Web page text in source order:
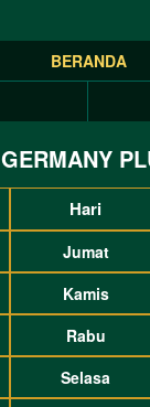
BERANDA
GERMANY
Hari
Jumat
Kamis
Rabu
Selasa